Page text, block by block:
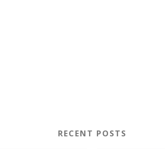
RECENT POSTS